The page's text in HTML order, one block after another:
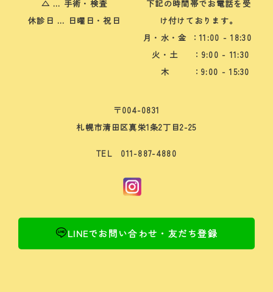
△ … 手術・検査
休診日 … 日曜日・祝日
下記の時間帯でお電話を受
け付けております。
月・水・金
：11:00 - 18:30
火・土
：9:00 - 11:30
木
：9:00 - 15:30
〒004-0831
札幌市清田区真栄1条2丁目2-25
TEL 011-887-4880
LINEでお問い合わせ・友だち登録